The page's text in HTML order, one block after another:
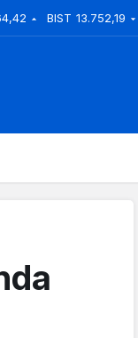
BIST 13.752,19